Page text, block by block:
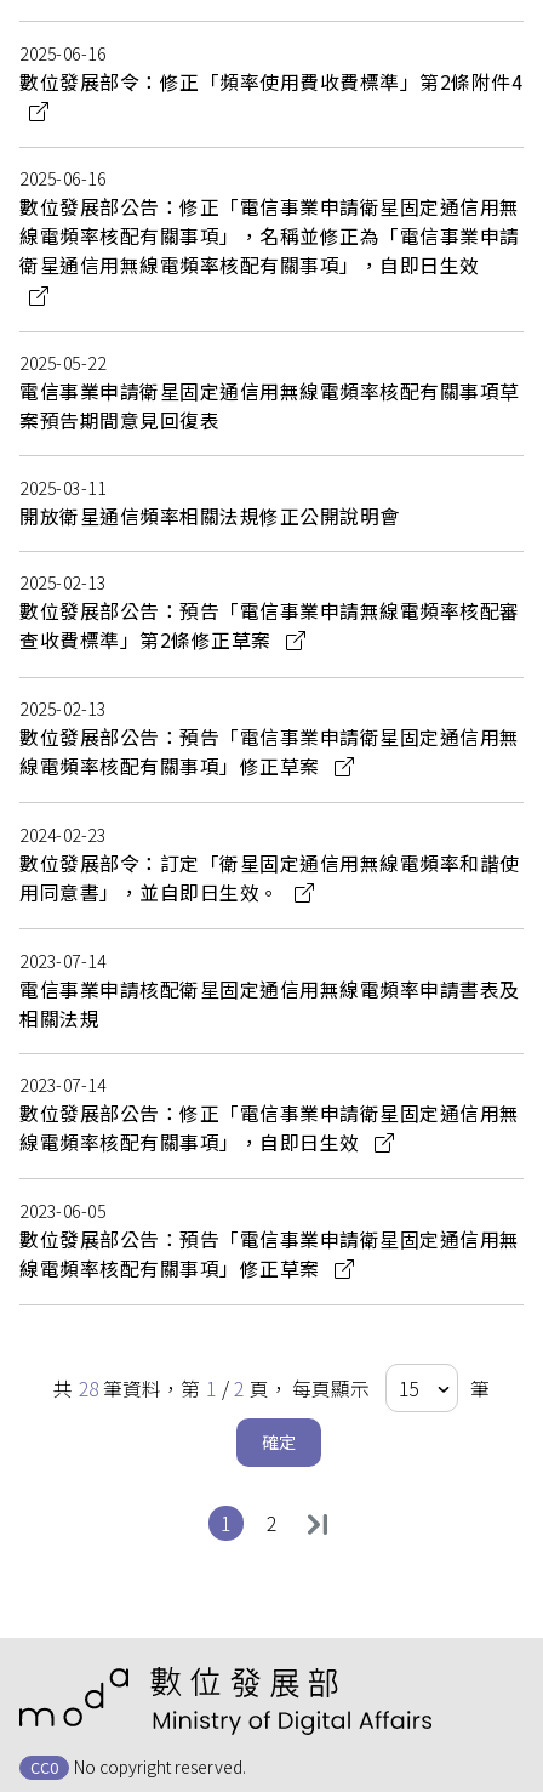
2025-06-16
數位發展部令：修正「頻率使用費收費標準」第2條附件4
2025-06-16
數位發展部公告：修正「電信事業申請衛星固定通信用無
線電頻率核配有關事項」，名稱並修正為「電信事業申請
衛星通信用無線電頻率核配有關事項」，自即日生效
2025-05-22
電信事業申請衛星固定通信用無線電頻率核配有關事項草
案預告期間意見回復表
2025-03-11
開放衛星通信頻率相關法規修正公開說明會
2025-02-13
數位發展部公告：預告「電信事業申請無線電頻率核配審
查收費標準」第2條修正草案
2025-02-13
數位發展部公告：預告「電信事業申請衛星固定通信用無
線電頻率核配有關事項」修正草案
2024-02-23
數位發展部令：訂定「衛星固定通信用無線電頻率和諧使
用同意書」，並自即日生效。
2023-07-14
電信事業申請核配衛星固定通信用無線電頻率申請書表及
相關法規
2023-07-14
數位發展部公告：修正「電信事業申請衛星固定通信用無
線電頻率核配有關事項」，自即日生效
2023-06-05
數位發展部公告：預告「電信事業申請衛星固定通信用無
線電頻率核配有關事項」修正草案
共 28 筆資料，第 1 / 2 頁， 每頁顯示 筆
確定
第
1 頁 第
2
CC0
No copyright reserved.